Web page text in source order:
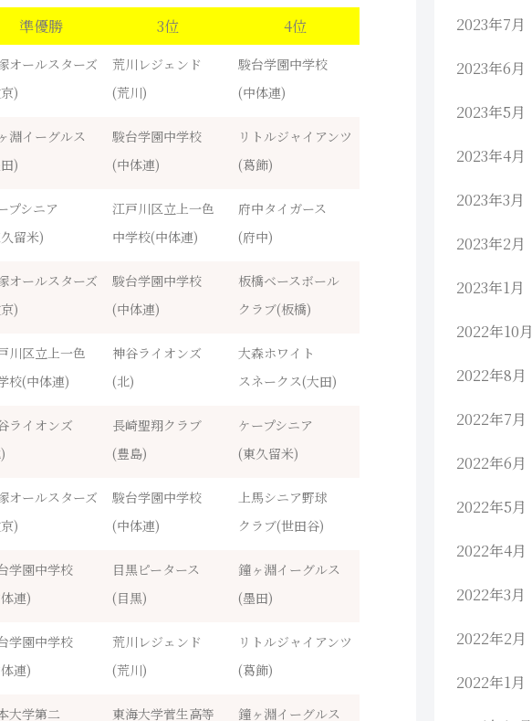
準優勝 3位 4位
オールスターズ
)
荒川レジェンド
(荒川)
駿台学園中学校
(中体連)
淵イーグルス
)
駿台学園中学校
(中体連)
リトルジャイアンツ
(葛飾)
プシニア
留米)
江戸川区立上一色
中学校(中体連)
府中タイガース
(府中)
オールスターズ
)
駿台学園中学校
(中体連)
板橋ベースボール
クラブ(板橋)
川区立上一色
校(中体連)
神谷ライオンズ
(北)
大森ホワイト
スネークス(大田)
ライオンズ
長崎聖翔クラブ
(豊島)
ケープシニア
(東久留米)
オールスターズ
)
駿台学園中学校
(中体連)
上馬シニア野球
クラブ(世田谷)
学園中学校
連)
目黒ピータース
(目黒)
鐘ヶ淵イーグルス
(墨田)
学園中学校
連)
荒川レジェンド
(荒川)
リトルジャイアンツ
(葛飾)
大学第二 東海大学菅生高等 鐘ヶ淵イーグルス
2023年7月
2023年6月
2023年5月
2023年4月
2023年3月
2023年2月
2023年1月
2022年10月
2022年8月
2022年7月
2022年6月
2022年5月
2022年4月
2022年3月
2022年2月
2022年1月